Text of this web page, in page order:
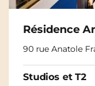
Résidence
90 rue Anatole
Studios et T2